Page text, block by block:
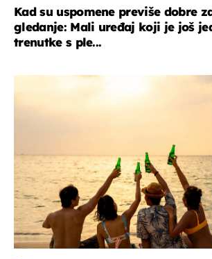
Kad su uspomene previše dobre
gledanje: Mali uređaj koji je još
trenutke s ple...